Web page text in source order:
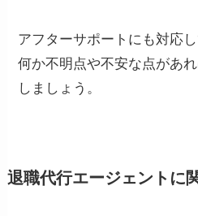
アフターサポートにも対応
何か不明点や不安な点があ
しましょう。
退職代行エージェントに